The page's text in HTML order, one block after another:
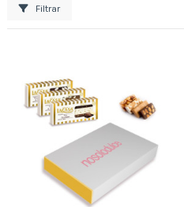
Filtrar